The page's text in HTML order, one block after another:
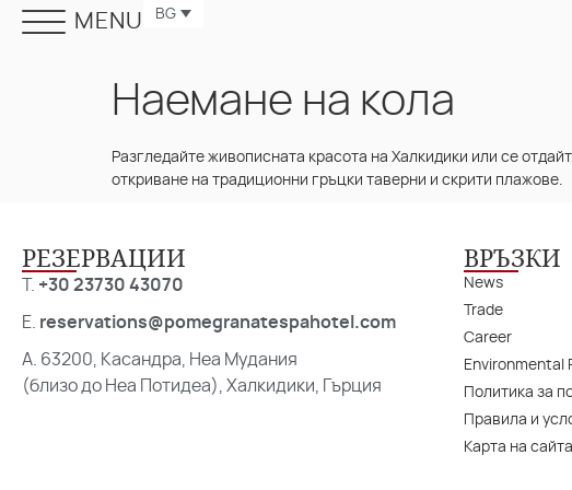
MENU BG
Наемане на кола
Разгледайте живописната красота на Халкидики или се
откриване на традиционни гръцки таверни и скрити плажове.
РЕЗЕРВАЦИИ
+30 23730 43070
E. reservations@pomegranatespahotel.com
A. 63200, Касандра, Неа Мудания
(близо до Неа Потидеа), Халкидики, Гърция
ВРЪЗКИ
News
Trade
Career
Environmental
Политика за
Правила и
Карта на сайта